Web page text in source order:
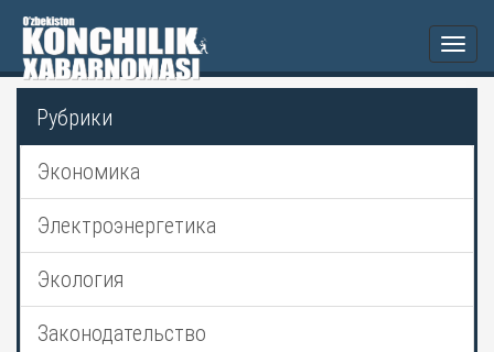
Рубрики
Экономика
Электроэнергетика
Экология
Законодательство